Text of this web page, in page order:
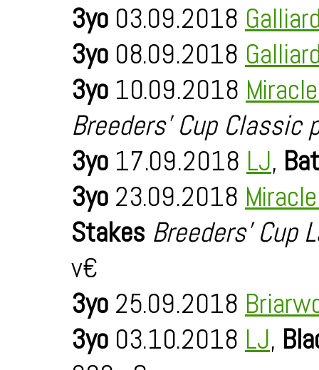
3yo 03.09.2018
3yo 08.09.2018
3yo 10.09.2018
Breeders' Cup Classic
3yo 17.09.2018 LJ,
3yo 23.09.2018
Stakes Breeders' Cup
v€
3yo 25.09.2018
3yo 03.10.2018 LJ,